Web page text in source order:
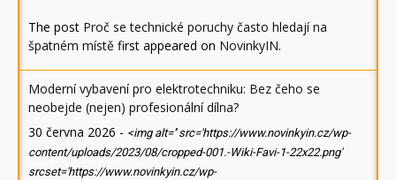
The post Proč se technické poruchy často hledají na
špatném místě first appeared on NovinkyIN.
Moderní vybavení pro elektrotechniku: Bez čeho se
neobejde (nejen) profesionální dílna?
30 června 2026 - <img alt='' src='https://www.novinkyin.cz/wp-
content/uploads/2023/08/cropped-001.-Wiki-Favi-1-22x22.png'
srcset='https://www.novinkyin.cz/wp-